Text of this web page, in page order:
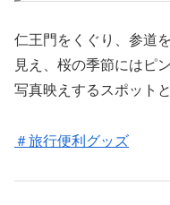
仁王門をくぐり、参道
見え、桜の季節にはピ
写真映えするスポット
＃旅行便利グッズ